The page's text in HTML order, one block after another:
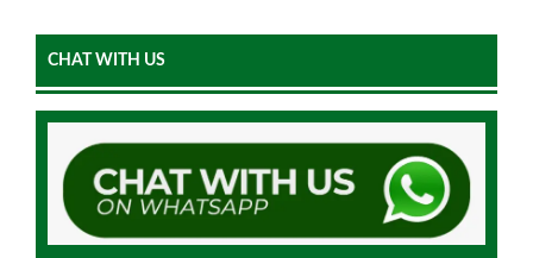
CHAT WITH US